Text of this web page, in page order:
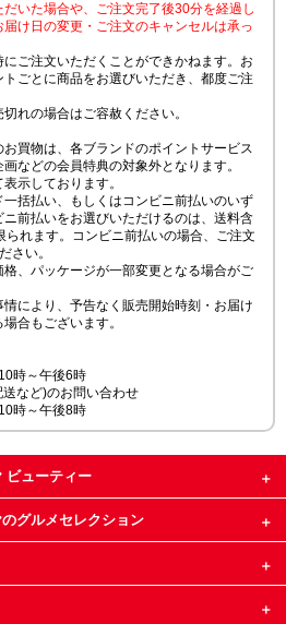
いた場合や、ご注文完了後30分を経過し
け日の変更・ご注文のキャンセルは承っ
ご注文いただくことができかねます。お
ごとに商品をお選びいただき、都度ご注
れの場合はご容赦ください。
買物は、各ブランドのポイントサービス
などの会員特典の対象外となります。
示しております。
括払い、もしくはコンビニ前払いのいず
前払いをお選びいただけるのは、送料含
れます。コンビニ前払いの場合、ご注文
さい。
、パッケージが一部変更となる場合がご
により、予告なく販売開始時刻・お届け
合もございます。
時～午後6時
など)のお問い合わせ
時～午後8時
ビューティー
グルメセレクション